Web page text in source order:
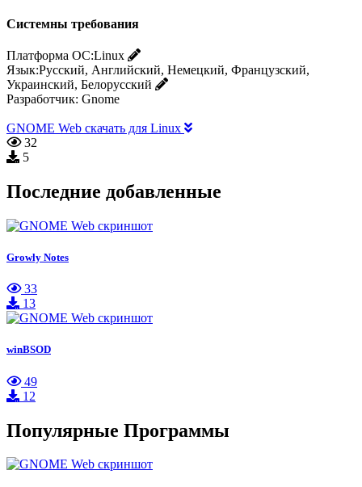
Системны требования
Платформа ОС:Linux
Язык:Русский, Английский, Немецкий, Французский,
Украинский, Белорусский
Разработчик: Gnome
GNOME Web скачать для Linux
32
5
Последние добавленные
Growly Notes
33
13
winBSOD
49
12
Популярные Программы